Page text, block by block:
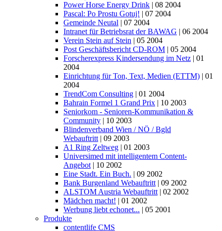
Power Horse Energy Drink | 08 2004
Pascal: Po Prostu Gotuj! | 07 2004
Gemeinde Neutal | 07 2004
Intranet für Betriebsrat der BAWAG | 06 2004
Verein Stein auf Stein | 05 2004
Post Geschäftsbericht CD-ROM | 05 2004
Forscherexpress Kindersendung im Netz | 01
2004
Einrichtung für Ton, Text, Medien (ETTM) | 01
2004
TrendCom Consulting | 01 2004
Bahrain Formel 1 Grand Prix | 10 2003
Seniorkom - Senioren-Kommunikation &
Community | 10 2003
Blindenverband Wien / NÖ / Bgld
Webauftritt | 09 2003
A1 Ring Zeltweg | 01 2003
Universimed mit intelligentem Content-
Angebot | 10 2002
Eine Stadt. Ein Buch. | 09 2002
Bank Burgenland Webauftritt | 09 2002
ALSTOM Austria Webauftritt | 02 2002
Mädchen macht! | 01 2002
Werbung liebt echonet... | 05 2001
Produkte
contentlife CMS